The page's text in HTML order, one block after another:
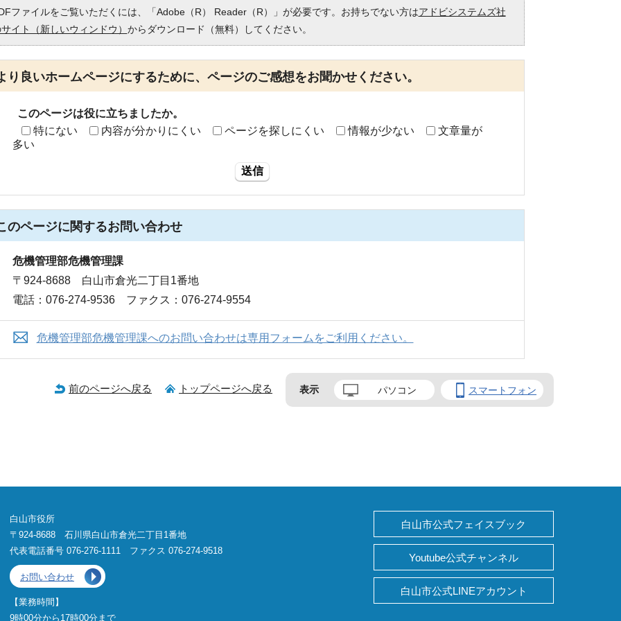
ファイルをご覧いただくには、「Adobe（R） Reader（R）」が必要です。お持ちでない方はアドビシステムズ社
イト（新しいウィンドウ） からダウンロード（無料）してください。
り良いホームページにするために、ページのご感想をお聞かせください。
このページは役に立ちましたか。
特にない
内容が分かりにくい ページを探しにくい 情報が少ない
文章量が
多い
送信
のページに関するお問い合わせ
危機管理部危機管理課
〒924-8688 白山市倉光二丁目1番地
電話：076-274-9536 ファクス：076-274-9554
危機管理部危機管理課へのお問い合わせは専用フォームをご利用ください。
前のページへ戻る トップページへ戻る 表示 パソコン スマートフォン
白山市役所
〒924-8688 石川県白山市倉光二丁目1番地
代表電話番号 076-276-1111 ファクス 076-274-9518
お問い合わせ
【業務時間】
9時00分から17時00分まで
白山市公式フェイスブック
Youtube公式チャンネル
白山市公式LINEアカウント